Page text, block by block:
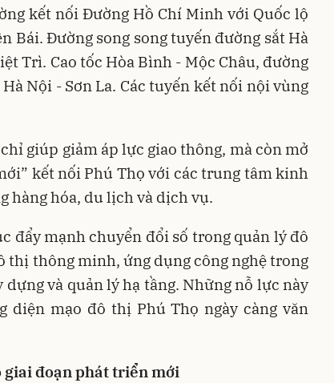
kết nối Đường Hồ Chí Minh với Quốc lộ
Bái. Đường song song tuyến đường sắt Hà
Trì. Cao tốc Hòa Bình - Mộc Châu, đường
Nội - Sơn La. Các tuyến kết nối nội vùng
giúp giảm áp lực giao thông, mà còn mở
kết nối Phú Thọ với các trung tâm kinh
hàng hóa, du lịch và dịch vụ.
đẩy mạnh chuyển đổi số trong quản lý đô
thị thông minh, ứng dụng công nghệ trong
dựng và quản lý hạ tầng. Những nỗ lực này
diện mạo đô thị Phú Thọ ngày càng văn
giai đoạn phát triển mới